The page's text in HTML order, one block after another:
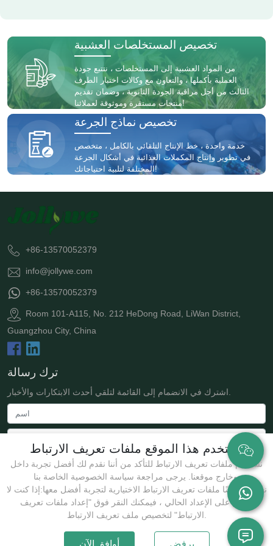
تخصيص المستخلصات العشبية
من المواد العشبية إلى المستخلصات ، نتتبع جودة
العملية بأكملها ، والتعاون مع وكالات اختبار الطرف
الثالث من أجل مراقبة الجودة الثانوية ، وضمان تقديم
منتجات مستقرة وموثوقة لعملائنا!
تخصيص نماذج الجرعة
خدمة واحدة ، خط الإنتاج التلقائي بالكامل ، متخصص
في تطوير وإنتاج المكملات الغذائية في أشكال الجرعة
المختلفة لتلبية احتياجاتك!
يستخدم هذا الموقع ملفات تعريف الارتباط
نستخدم ملفات تعريف الارتباط للتأكد من أننا نقدم لك أفضل تجربة داخل
وخارج موقعنا. يرجى مراجعة سياسة الخصوصية الخاصة بنا.
نستخدم أيضًا ملفات تعريف الارتباط الاختيارية لتجربة أفضل معها:إذا كنت لا
توافق على الإعداد الحالي ، فيمكنك النقر فوق "إعداد ملفات تعريف
أوافق الآن يرفض
+86-13570052379
info@jollywe.com
+86-13570052379
Room 101-A115, No. 212 HeDong Road, LiWan District,
Guangzhou City, China
ترك رسالة